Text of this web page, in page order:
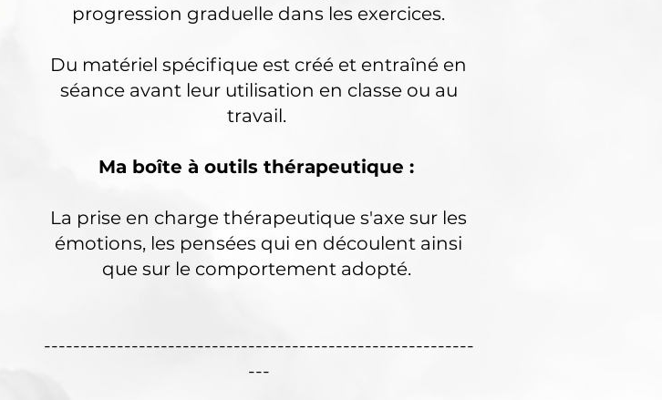
progression graduelle dans les exercices.
Du matériel spécifique est créé et entraîné en
séance avant leur utilisation en classe ou au
travail.
Ma boîte à outils thérapeutique :
La prise en charge thérapeutique s'axe sur les
émotions, les pensées qui en découlent ainsi
que sur le comportement adopté.
-----------------------------------------------------------
---